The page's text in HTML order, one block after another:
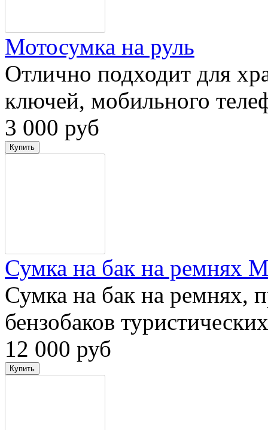
Мотосумка на руль
Отлично подходит для
ключей, мобильного
3 000 руб
Сумка на бак на ремнях
Сумка на бак на ремнях,
бензобаков
12 000 руб